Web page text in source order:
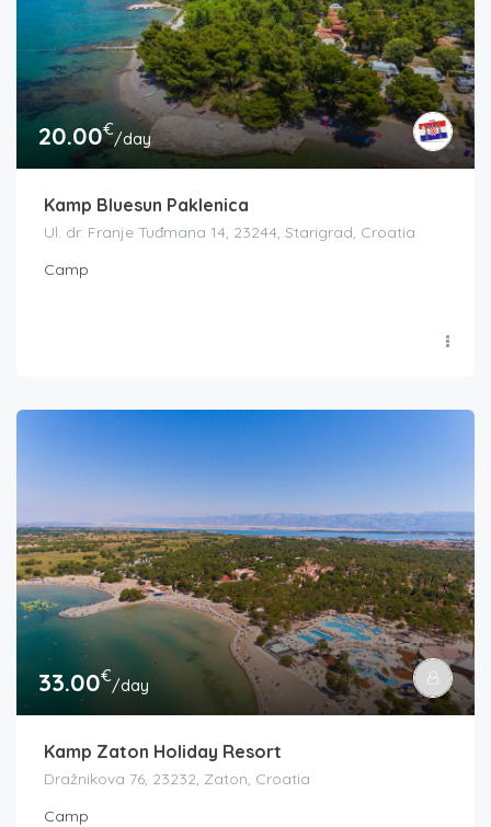
20.00€/day
Kamp Bluesun Paklenica
Ul. dr. Franje Tuđmana 14, 23244, Starigrad, Croatia
Camp
33.00€/day
Kamp Zaton Holiday Resort
Dražnikova 76, 23232, Zaton, Croatia
Camp